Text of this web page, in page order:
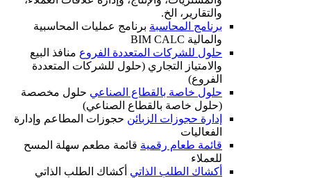
والتقارير، الخ.
برنامج المحاسبة برنامج عمليات المحاسبية
والمالية BIM CALC
حلول للشركات المتعددة الفروع منافذ البيع
والامتياز التجاري (حلول للشركات المتعددة
الفروع)
حلول خاصة بالقطاع الصناعي حلول مخصصة
(حلول خاصة بالقطاع الصناعي)
إدارة حجوزات الزبائن حجوزات المطاعم وإدارة
الفعاليات
قائمة طعام رقمية قائمة مطعم سهلة المسح
للعملاء
أكشاك الطلب الذاتي أكشاك الطلب الذاتي